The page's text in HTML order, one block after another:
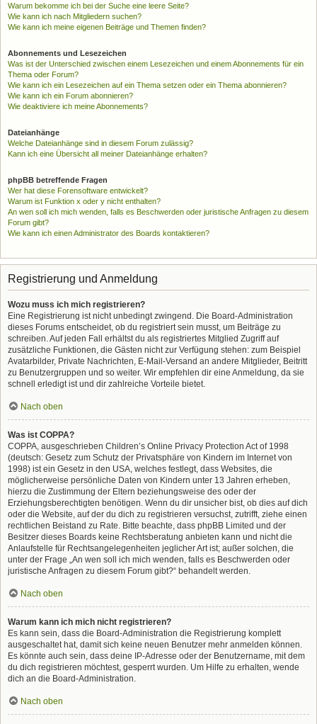
Warum bekomme ich bei der Suche eine leere Seite?
Wie kann ich nach Mitgliedern suchen?
Wie kann ich meine eigenen Beiträge und Themen finden?
Abonnements und Lesezeichen
Was ist der Unterschied zwischen einem Lesezeichen und einem Abonnements für ein
Thema oder Forum?
Wie kann ich ein Lesezeichen auf ein Thema setzen oder ein Thema abonnieren?
Wie kann ich ein Forum abonnieren?
Wie deaktiviere ich meine Abonnements?
Dateianhänge
Welche Dateianhänge sind in diesem Forum zulässig?
Kann ich eine Übersicht all meiner Dateianhänge erhalten?
phpBB betreffende Fragen
Wer hat diese Forensoftware entwickelt?
Warum ist Funktion x oder y nicht enthalten?
An wen soll ich mich wenden, falls es Beschwerden oder juristische Anfragen zu diesem
Forum gibt?
Wie kann ich einen Administrator des Boards kontaktieren?
Registrierung und Anmeldung
Wozu muss ich mich registrieren?
Eine Registrierung ist nicht unbedingt zwingend. Die Board-Administration
dieses Forums entscheidet, ob du registriert sein musst, um Beiträge zu
schreiben. Auf jeden Fall erhältst du als registriertes Mitglied Zugriff auf
zusätzliche Funktionen, die Gästen nicht zur Verfügung stehen: zum Beispiel
Avatarbilder, Private Nachrichten, E-Mail-Versand an andere Mitglieder, Beitritt
zu Benutzergruppen und so weiter. Wir empfehlen dir eine Anmeldung, da sie
schnell erledigt ist und dir zahlreiche Vorteile bietet.
Nach oben
Was ist COPPA?
COPPA, ausgeschrieben Children’s Online Privacy Protection Act of 1998
(deutsch: Gesetz zum Schutz der Privatsphäre von Kindern im Internet von
1998) ist ein Gesetz in den USA, welches festlegt, dass Websites, die
möglicherweise persönliche Daten von Kindern unter 13 Jahren erheben,
hierzu die Zustimmung der Eltern beziehungsweise des oder der
Erziehungsberechtigten benötigen. Wenn du dir unsicher bist, ob dies auf dich
oder die Website, auf der du dich zu registrieren versuchst, zutrifft, ziehe einen
rechtlichen Beistand zu Rate. Bitte beachte, dass phpBB Limited und der
Besitzer dieses Boards keine Rechtsberatung anbieten kann und nicht die
Anlaufstelle für Rechtsangelegenheiten jeglicher Art ist; außer solchen, die
unter der Frage „An wen soll ich mich wenden, falls es Beschwerden oder
juristische Anfragen zu diesem Forum gibt?“ behandelt werden.
Nach oben
Warum kann ich mich nicht registrieren?
Es kann sein, dass die Board-Administration die Registrierung komplett
ausgeschaltet hat, damit sich keine neuen Benutzer mehr anmelden können.
Es könnte auch sein, dass deine IP-Adresse oder der Benutzername, mit dem
du dich registrieren möchtest, gesperrt wurden. Um Hilfe zu erhalten, wende
dich an die Board-Administration.
Nach oben